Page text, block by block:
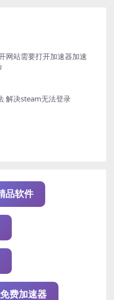
网站需要打开加速器加速
解决steam无法登录
品软件
费加速器